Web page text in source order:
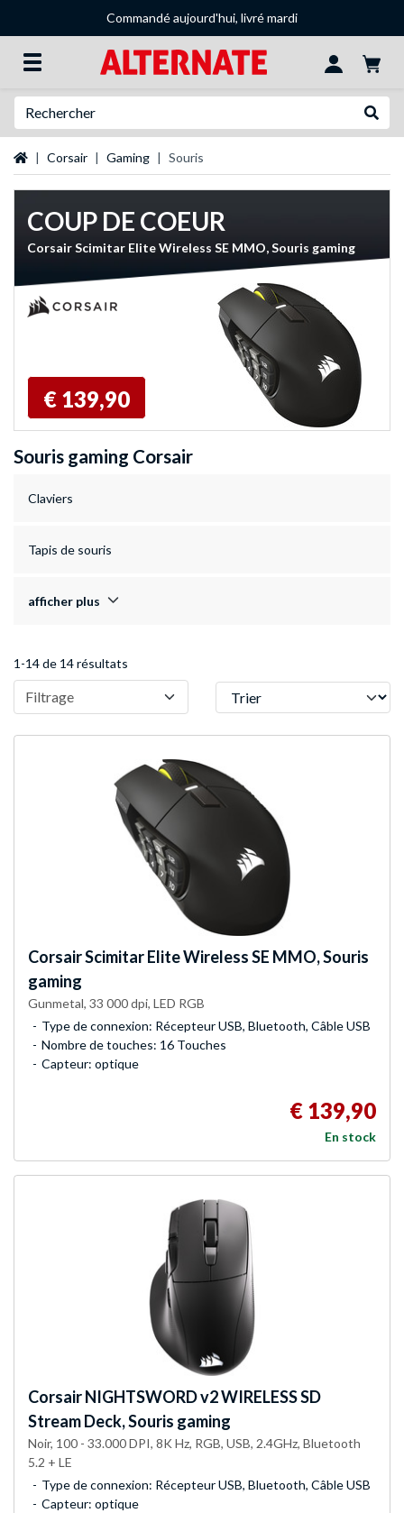
Commandé aujourd'hui, livré mardi
Page d'accueil
Corsair Gaming Souris
COUP DE COEUR
Corsair Scimitar Elite Wireless SE MMO, Souris gaming
€ 139,90
Souris gaming Corsair
Claviers
Tapis de souris
afficher plus
1-14 de 14 résultats
Filtrage Trier
CorsairScimitar Elite Wireless SE MMO, Souris
gaming
Gunmetal, 33 000 dpi, LED RGB
Type de connexion: Récepteur USB, Bluetooth, Câble USB
Nombre de touches: 16 Touches
Capteur: optique
€ 139,90
En stock
CorsairNIGHTSWORD v2 WIRELESS SD
Stream Deck, Souris gaming
Noir, 100 - 33.000 DPI, 8K Hz, RGB, USB, 2.4GHz, Bluetooth
5.2 + LE
Type de connexion: Récepteur USB, Bluetooth, Câble USB
Capteur: optique